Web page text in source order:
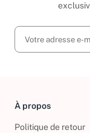
À propos
Politique de retour